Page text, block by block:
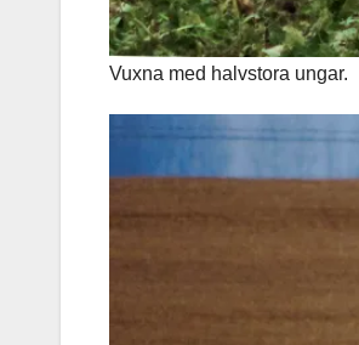
Vuxna med halvstora ungar.